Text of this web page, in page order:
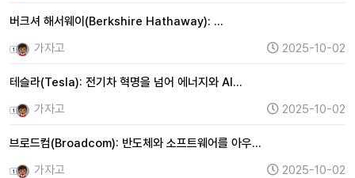
버크셔 해서웨이(Berkshire Hathaway): …
가자고
2025-10-02
테슬라(Tesla): 전기차 혁명을 넘어 에너지와 AI…
가자고
2025-10-02
브로드컴(Broadcom): 반도체와 소프트웨어를 아우…
가자고
2025-10-02